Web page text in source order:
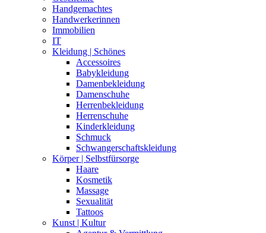
Handgemachtes
Handwerkerinnen
Immobilien
IT
Kleidung | Schönes
Accessoires
Babykleidung
Damenbekleidung
Damenschuhe
Herrenbekleidung
Herrenschuhe
Kinderkleidung
Schmuck
Schwangerschaftskleidung
Körper | Selbstfürsorge
Haare
Kosmetik
Massage
Sexualität
Tattoos
Kunst | Kultur